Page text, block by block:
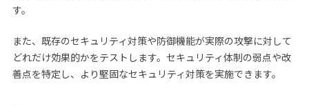
す。
また、既存のセキュリティ対策や防御機能が実際の攻撃に対して
どれだけ効果的かをテストします。セキュリティ体制の弱点や改
善点を特定し、より堅固なセキュリティ対策を実施できます。